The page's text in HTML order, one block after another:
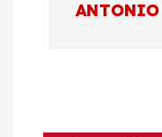
ANTONIO